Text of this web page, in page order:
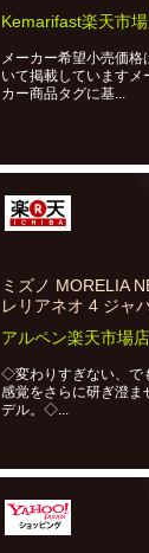
Kemarifast楽天市
メーカー希望小売価
いて掲載していますメ
カー商品タグに基...
ミズノ MORELIA
レリアネオ 4 ジャ
アルペン楽天市場店
◇変わりすぎない、で
感覚をさらに研ぎ澄ま
デル。◇...